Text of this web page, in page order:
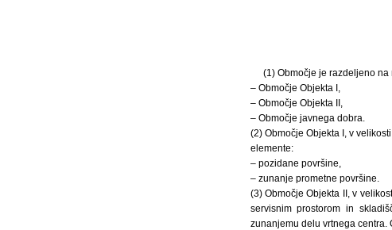
(1) Območje je razdeljeno
– Območje Objekta I,
– Območje Objekta II,
– Območje javnega dobra.
(2) Območje Objekta I, v
elemente:
– pozidane površine,
– zunanje prometne površine.
(3) Območje Objekta II, v
servisnim prostorom in
zunanjemu delu vrtnega centra.